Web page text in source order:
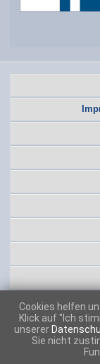
Cookies helfen
Klick auf "Ich
unserer
Sie nicht